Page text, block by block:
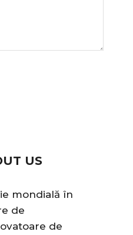
US
mondială în
de
de